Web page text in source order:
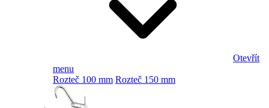
Otevřít
menu
Rozteč 100 mm Rozteč 150 mm